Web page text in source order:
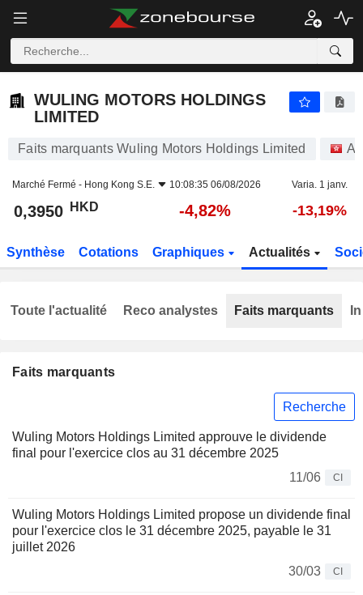
WULING MOTORS HOLDINGS
LIMITED
Faits marquants Wuling Motors Holdings Limited
Marché Fermé - Hong Kong S.E. 10:08:35 06/08/2026 Varia. 1 janv.
0,3950 HKD -4,82% -13,19%
Synthèse Cotations Graphiques Actualités
Faits marquants
Recherche
Wuling Motors Holdings Limited approuve le dividende
final pour l'exercice clos au 31 décembre 2025
11/06
CI
Wuling Motors Holdings Limited propose un dividende final
pour l'exercice clos le 31 décembre 2025, payable le 31
juillet 2026
30/03
CI
Toute l'actualité Reco analystes Faits marquants